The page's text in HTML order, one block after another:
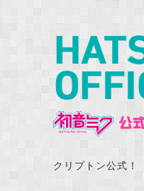
クリプトン公式！